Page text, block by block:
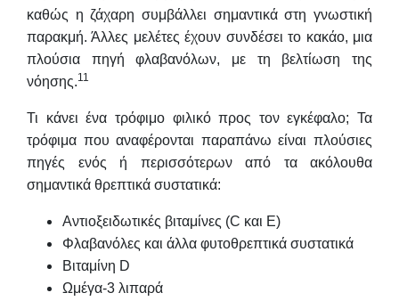
καθώς η ζάχαρη συμβάλλει σημαντικά στη γνωστική
παρακμή. Άλλες μελέτες έχουν συνδέσει το κακάο, μια
πλούσια πηγή φλαβανόλων, με τη βελτίωση της
νόησης.11
Τι κάνει ένα τρόφιμο φιλικό προς τον εγκέφαλο; Τα
τρόφιμα που αναφέρονται παραπάνω είναι πλούσιες
πηγές ενός ή περισσότερων από τα ακόλουθα
σημαντικά θρεπτικά συστατικά:
Αντιοξειδωτικές βιταμίνες (C και Ε)
Φλαβανόλες και άλλα φυτοθρεπτικά συστατικά
Βιταμίνη D
Ωμέγα-3 λιπαρά